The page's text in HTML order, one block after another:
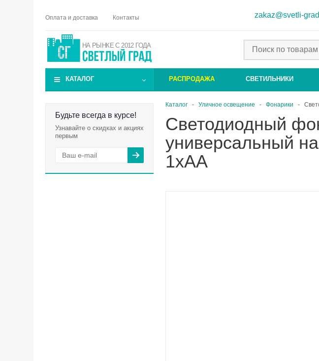
Оплата и доставка Контакты zakaz@svetli-
НА РЫНКЕ С 2012 ГОДА
КАТАЛОГ РАСПРОДАЖА СВЕТИЛЬНИКИ
Будьте всегда в курсе!
Узнавайте о скидках и акциях
первым
Каталог - Уличное освещение - Фонарики -
Светодиодный
универсальный
1хAA